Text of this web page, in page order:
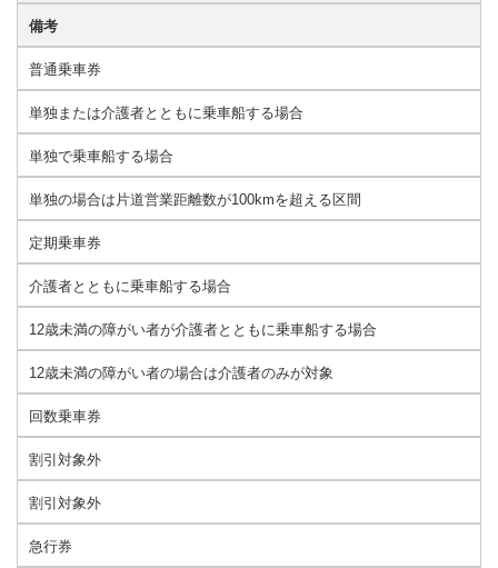
備考
普通乗車券
単独または介護者とともに乗車船する場合
単独で乗車船する場合
単独の場合は片道営業距離数が100kmを超える区間
定期乗車券
介護者とともに乗車船する場合
12歳未満の障がい者が介護者とともに乗車船する場合
12歳未満の障がい者の場合は介護者のみが対象
回数乗車券
割引対象外
割引対象外
急行券